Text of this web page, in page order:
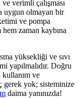
verimli çalışması
uygun olmayan bir
ve pompa
zaman kaybına
yüksekliği ve sıvı
yapılmalıdır. Doğru
ve
gerek yok; sisteminize
daima yanınızda!